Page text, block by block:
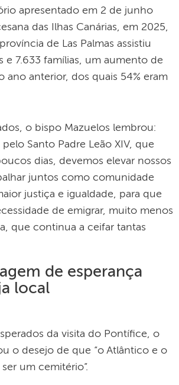
apresentado em 2 de junho
das Ilhas Canárias, em 2025,
de Las Palmas assistiu
e 7.633 famílias, um aumento de
ano anterior, dos quais 54% eram
o bispo Mazuelos lembrou:
Santo Padre Leão XIV, que
dias, devemos elevar nossos
juntos como comunidade
justiça e igualdade, para que
de emigrar, muito menos
que continua a ceifar tantas
de esperança
local
da visita do Pontífice, o
o desejo de que “o Atlântico e o
um cemitério”.